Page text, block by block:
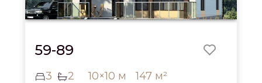
59-89
3 2 10×10 м 147 м²